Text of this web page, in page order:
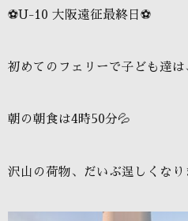
⚽U-10 大阪遠征最終日⚽
初めてのフェリーで子ども達は
朝の朝食は4時50分💦
沢山の荷物、だいぶ逞しくなり